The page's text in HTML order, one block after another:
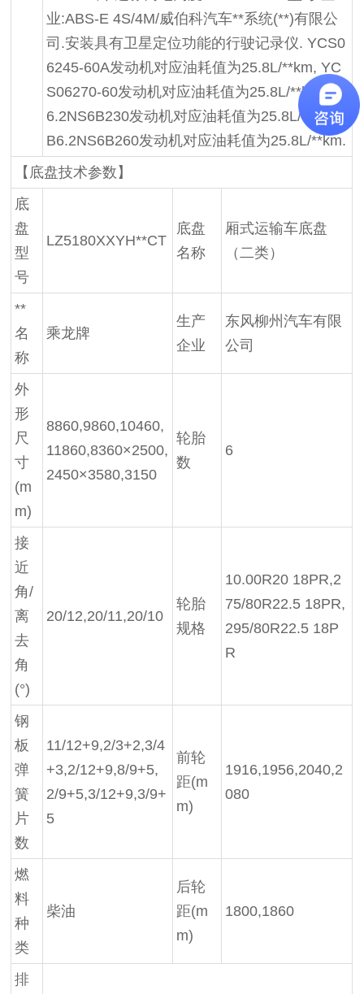
业:ABS-E 4S/4M/威伯科汽车**系统(**)有限公
司.安装具有卫星定位功能的行驶记录仪. YCS0
6245-60A发动机对应油耗值为25.8L/**km, YC
S06270-60发动机对应油耗值为25.8L/**km, B
6.2NS6B230发动机对应油耗值为25.8L/**km,
B6.2NS6B260发动机对应油耗值为25.8L/**km.
【底盘技术参数】
底
盘
型
号
LZ5180XXYH**CT
底盘
名称
厢式运输车底盘
（二类）
**
名
称
乘龙牌
生产
企业
东风柳州汽车有限
公司
外
形
尺
寸
(m
m)
8860,9860,10460,
11860,8360×2500,
2450×3580,3150
轮胎
数
6
接
近
角/
离
去
角
(°)
20/12,20/11,20/10
轮胎
规格
10.00R20 18PR,2
75/80R22.5 18PR,
295/80R22.5 18P
R
钢
板
弹
簧
片
数
11/12+9,2/3+2,3/4
+3,2/12+9,8/9+5,
2/9+5,3/12+9,3/9+
5
前轮
距(m
m)
1916,1956,2040,2
080
燃
料
种
类
柴油
后轮
距(m
m)
1800,1860
排